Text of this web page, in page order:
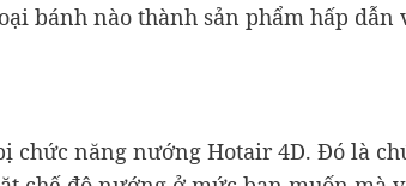
bánh nào thành sản phẩm hấp dẫn
chức năng nướng Hotair 4D. Đó là